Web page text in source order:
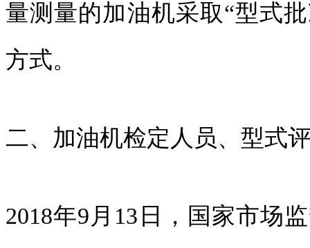
量测量的加油机采取“型式
方式。
二、加油机检定人员、型式
2018年9月13日，国家市场